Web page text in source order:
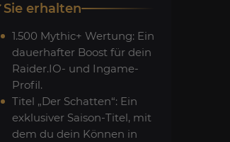
Sie erhalten
1.500 Mythic+ Wertung: Ein
dauerhafter Boost für dein
Raider.IO- und Ingame-
Profil.
Titel „Der Schatten“: Ein
exklusiver Saison-Titel, mit
dem du dein Können in